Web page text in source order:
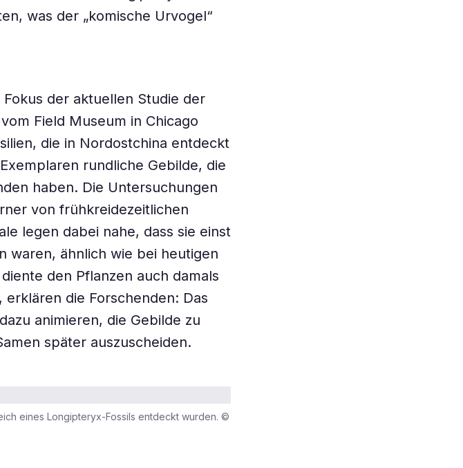
was der „komische Urvogel“
der aktuellen Studie der
Field Museum in Chicago
die in Nordostchina entdeckt
rundliche Gebilde, die
haben. Die Untersuchungen
von frühkreidezeitlichen
legen dabei nahe, dass sie einst
waren, ähnlich wie bei heutigen
den Pflanzen auch damals
die Forschenden: Das
animieren, die Gebilde zu
später auszuscheiden.
eines Longipteryx-Fossils entdeckt wurden. ©